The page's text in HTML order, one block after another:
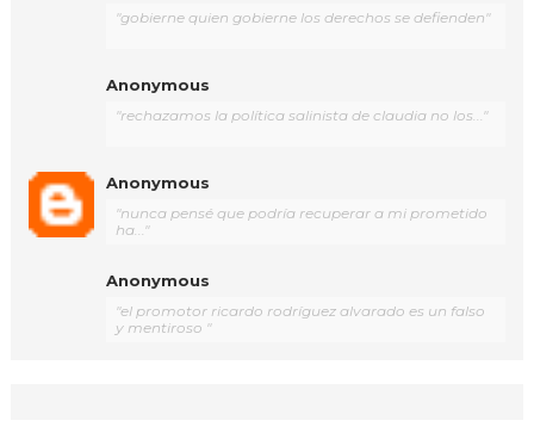
"gobierne quien gobierne los derechos se defienden"
Anonymous
"rechazamos la política salinista de claudia no los..."
Anonymous
"nunca pensé que podría recuperar a mi prometido
ha..."
Anonymous
"el promotor ricardo rodríguez alvarado es un falso
y mentiroso "